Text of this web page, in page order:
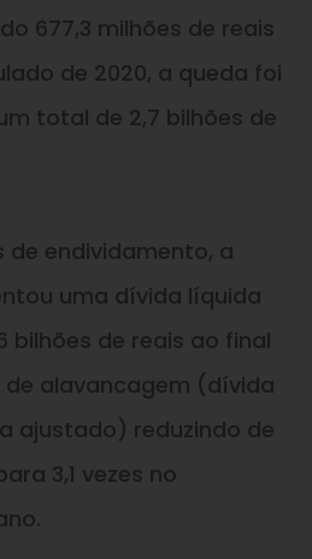
677,3 milhões de reais
de 2020, a queda foi
total de 2,7 bilhões de
de endividamento, a
uma dívida líquida
bilhões de reais ao final
de alavancagem (dívida
ajustado) reduzindo de
3,1 vezes no